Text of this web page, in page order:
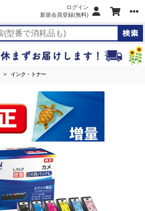
ログイン
新規会員登録(無料)
インク・トナー